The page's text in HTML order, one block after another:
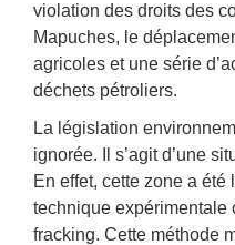
violation des droits des
Mapuches, le
agricoles et une série
déchets pétroliers.
La législation
ignorée. Il s’agit d’une
En effet, cette zone a
technique expérimentale
fracking. Cette méthode